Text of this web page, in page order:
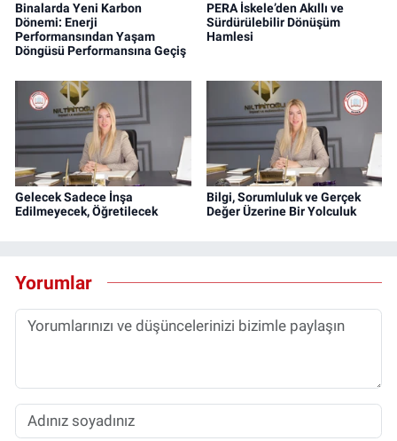
Binalarda Yeni Karbon
Dönemi: Enerji
Performansından Yaşam
Döngüsü Performansına Geçiş
PERA İskele’den Akıllı ve
Sürdürülebilir Dönüşüm
Hamlesi
Gelecek Sadece İnşa
Edilmeyecek, Öğretilecek
Bilgi, Sorumluluk ve Gerçek
Değer Üzerine Bir Yolculuk
Yorumlar